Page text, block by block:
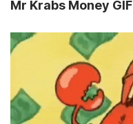
Mr Krabs Money GIF